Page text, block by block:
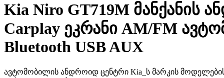
Kia Niro GT719M მანქანის
Carplay ეკრანი AM/FM
Bluetooth USB AUX
ავტომობილის ანდროიდ ცენტრი Kia_ს მარკის